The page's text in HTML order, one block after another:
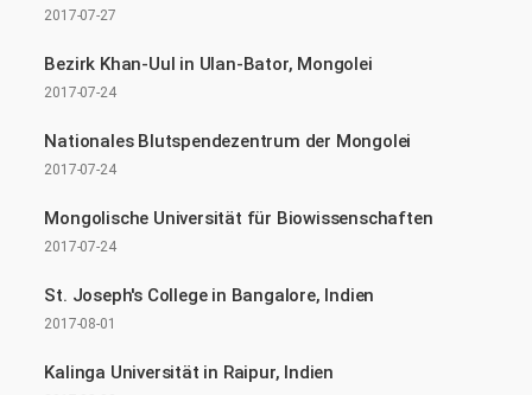
2017-07-27
Bezirk Khan-Uul in Ulan-Bator, Mongolei
2017-07-24
Nationales Blutspendezentrum der Mongolei
2017-07-24
Mongolische Universität für Biowissenschaften
2017-07-24
St. Joseph's College in Bangalore, Indien
2017-08-01
Kalinga Universität in Raipur, Indien